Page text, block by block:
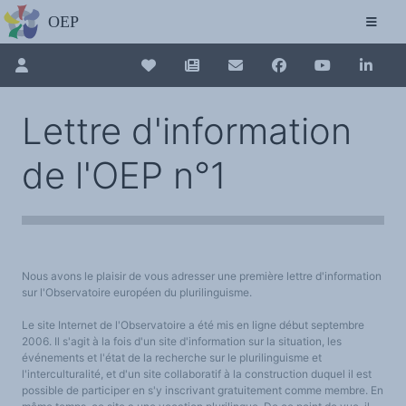
Les Assises européennes du
Découvrez le site avec Mistral IA, Deepseek, ChatGPT, etc.
La Charte européenne du plurilinguisme
Qui sommes-nous ?
Agir avec l'OEP
Contacter l'OEP
Demander un stage
Régles de confidentialité
LES ACTIONS
La Lettre de l'OEP
Les éditos de l'OEP
Les séminaires en partenariat
Les Assises
Bibliographie
Colloques et séminaires
Appels à communication ou projet
Classement thématique
Annuaire des chercheurs sur le plurilinguisme
Instituts et centres de recherche
Lettre d'information
de l'OEP n°1
Nous avons le plaisir de vous adresser une première lettre d'information
sur l'Observatoire européen du plurilinguisme.
Le site Internet de l'Observatoire a été mis en ligne début septembre
2006. Il s'agit à la fois d'un site d'information sur la situation, les
événements et l'état de la recherche sur le plurilinguisme et
l'interculturalité, et d'un site collaboratif à la construction duquel il est
possible de participer en s'y inscrivant gratuitement comme membre. En